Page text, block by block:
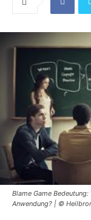
Blame Game
Anwendung? | ©